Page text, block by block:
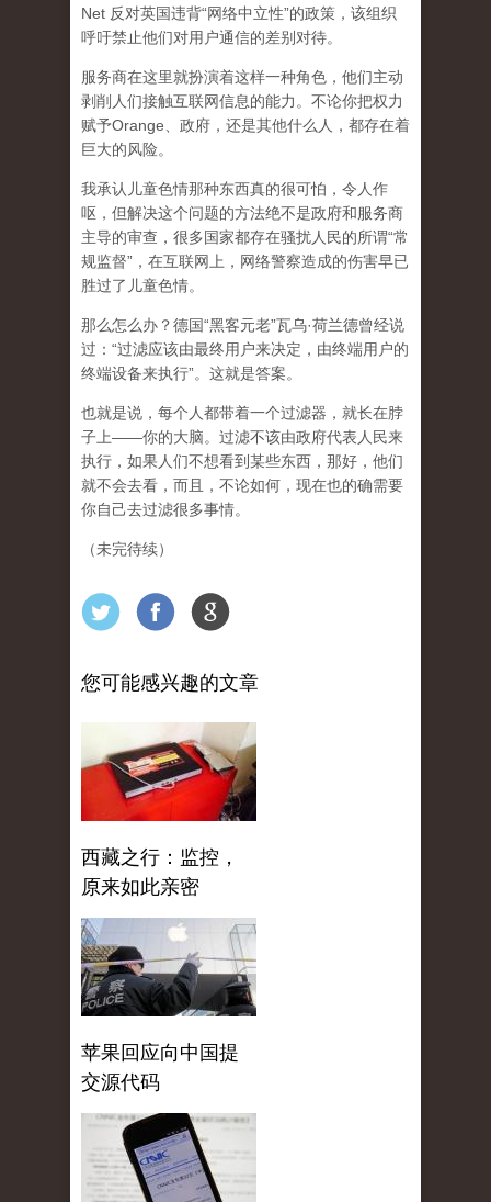
Net 反对英国违背“网络中立性”的政策，该组织
呼吁禁止他们对用户通信的差别对待。
服务商在这里就扮演着这样一种角色，他们主动
剥削人们接触互联网信息的能力。不论你把权力
赋予Orange、政府，还是其他什么人，都存在着
巨大的风险。
我承认儿童色情那种东西真的很可怕，令人作
呕，但解决这个问题的方法绝不是政府和服务商
主导的审查，很多国家都存在骚扰人民的所谓“常
规监督”，在互联网上，网络警察造成的伤害早已
胜过了儿童色情。
那么怎么办？德国“黑客元老”瓦乌·荷兰德曾经说
过：“过滤应该由最终用户来决定，由终端用户的
终端设备来执行”。这就是答案。
也就是说，每个人都带着一个过滤器，就长在脖
子上——你的大脑。过滤不该由政府代表人民来
执行，如果人们不想看到某些东西，那好，他们
就不会去看，而且，不论如何，现在也的确需要
你自己去过滤很多事情。
（未完待续）
您可能感兴趣的文章
西藏之行：监控，
原来如此亲密
苹果回应向中国提
交源代码